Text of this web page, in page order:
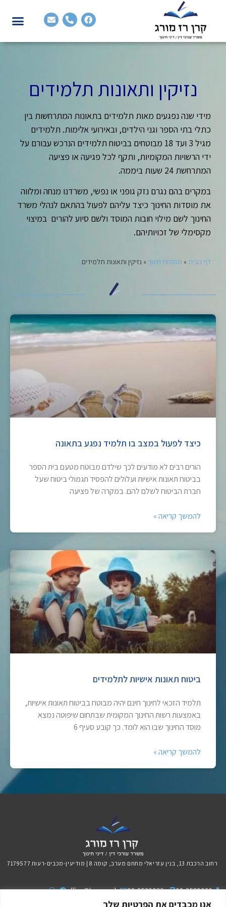
אנו מכבדים את הפרטיות שלך
נזיקין ותאונות תלמידים
מידי שנה נפגעים מאות תלמידים בתאונות המתרחשות בין
כתלי בתי הספר וגני הילדים, ובאירועי אלימות. תלמידים
מגיל 3 ועד 18 מבוטחים בביטוח תלמידים הנרכש עבורם על
ידי הרשויות המקומיות, ותקף לכל פגיעה או פציעה
המתרחשת 24 שעות ביממה.
במקרים בהם נגרם נזק גופני או נפשי, משרדנו מנחה ומלווה
את מוסדות החינוך כיצד עליהם לפעול בהתאם לנהלי משרד
החינוך לשם מילוי חובות המוסד ולשם סיוע להורים במיצוי
מקסימלי של זכויותיהם.
דף הבית » מוסדות חינוך » נזיקין ותאונות תלמידים
כיצד לפעול במצב בו תלמיד נפגע בתאונה
הורים רבים לא מודעים לכך שילדם מבוטח מטעם בית הספר
בביטוח תאונות אישיות ועלולים להפסיד תגמולי ביטוח שעל
חברת הביטוח לשלם להם. במקרה של פציעה
להמשך קריאה »
ביטוח תאונות אישיות לתלמידים
תלמיד הזכאי לחינוך חינם יהיה מבוטח בביטוח תאונות אישיות,
באמצעות רשות החינוך המקומית שבתחום שיפוטה נמצא
מוסד החינוך שבו הוא לומד. כך קובע סעיף 6
להמשך קריאה »
רחוב הרכבת 13, בנין עזריאלי מתחם מערב, קומה 8 | מודיעין-מכבים-רעות 7179577
08-8539020
08-8539030
office@kraz.co.il